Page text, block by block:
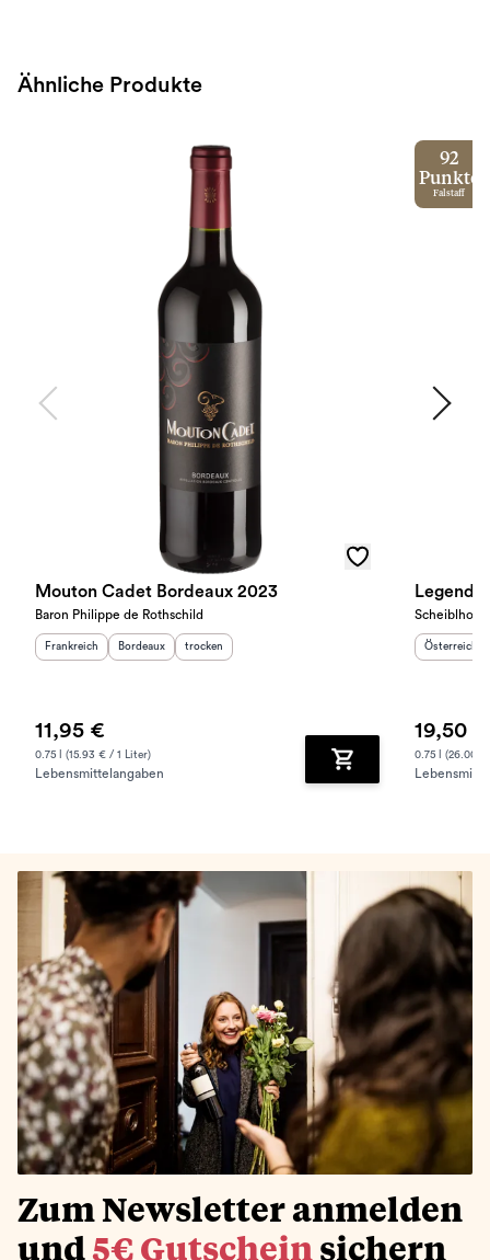
Ähnliche Produkte
Mouton Cadet Bordeaux 2023
Baron Philippe de Rothschild
Herkunftsland
Frankreich Herkunftsregion:
Bordeaux Geschmack
trocken
11,95 €
0.75 l (15.93 € / 1 Liter)
Lebensmittelangaben Zum Warenkorb
92
Punkte
Falstaff
Legends
Scheiblhofer
Österreich
19,50 €
0.75 l (26.00 €
Zum Newsletter anmelden
und 5€ Gutschein sichern